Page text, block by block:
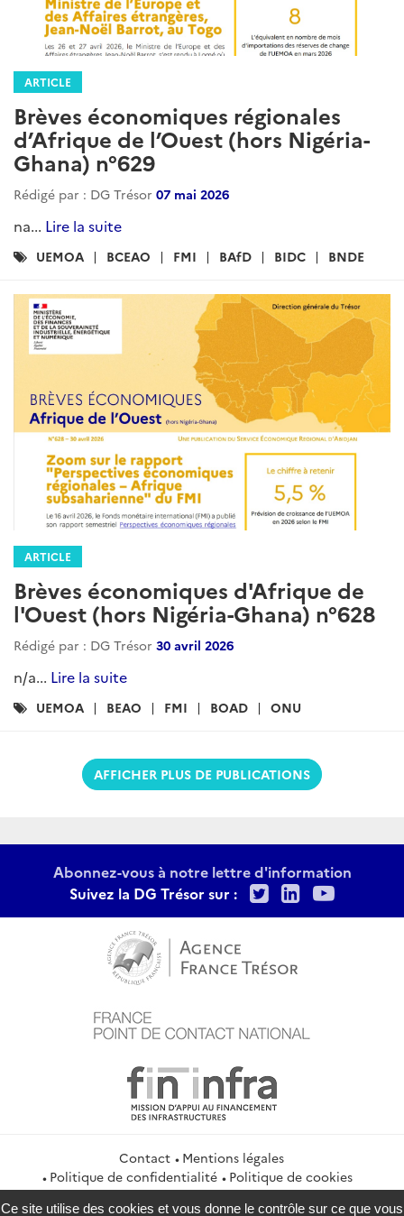
ARTICLE
Brèves économiques régionales
d’Afrique de l’Ouest (hors Nigéria-
Ghana) n°629
Rédigé par : DG Trésor 07 mai 2026
na... Lire la suite
Catégories
UEMOA BCEAO FMI BAfD BIDC BNDE
ARTICLE
Brèves économiques d'Afrique de
l'Ouest (hors Nigéria-Ghana) n°628
Rédigé par : DG Trésor 30 avril 2026
n/a... Lire la suite
Catégories
UEMOA BEAO FMI BOAD ONU
AFFICHER PLUS DE PUBLICATIONS
Abonnez-vous à notre lettre d'information
Suivez la DG Trésor sur :
TwitterLinkedIn
Contact
Mentions légales
Politique de confidentialité
Politique de cookies
Gestion des cookies
Flux RSS
Ce site utilise des cookies et vous donne le contrôle sur ce que vous